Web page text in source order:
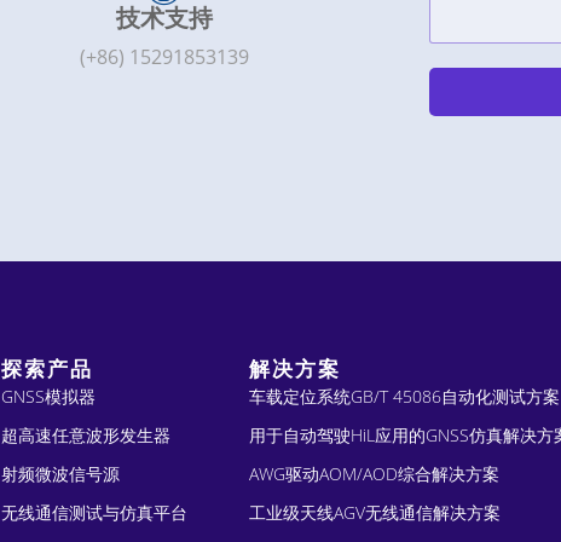
技术支持
(+86) 15291853139
e
a
t
i
v
探索产品
GNSS模拟器
超高速任意波形发生器
射频微波信号源
无线通信测试与仿真平台
解决方案
车载定位系统GB/T 45086自动化测试方案
用于自动驾驶HiL应用的GNSS仿真解决方
AWG驱动AOM/AOD综合解决方案
工业级天线AGV无线通信解决方案